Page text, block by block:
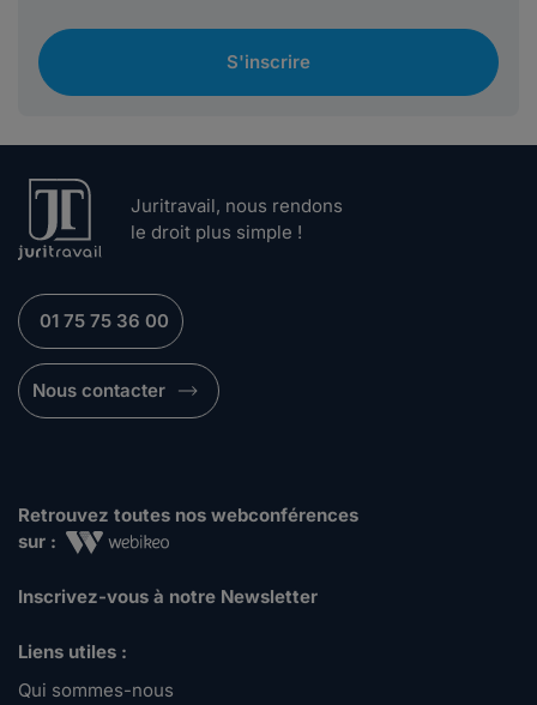
S'inscrire
Juritravail, nous rendons
le droit plus simple !
01 75 75 36 00
Nous contacter
Retrouvez toutes nos webconférences
sur :
Inscrivez-vous à notre Newsletter
Liens utiles :
Qui sommes-nous